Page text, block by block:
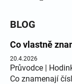
BLOG
Co vlastně
20.4.2026
Průvodce |
Co znamenají